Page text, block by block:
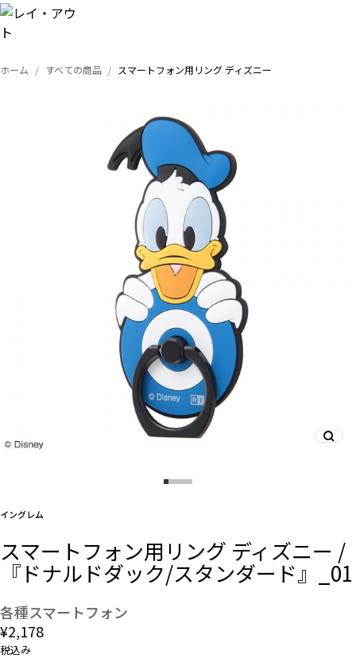
トップ
デザインから探す
事業内容
会社概要
ホーム すべての商品 スマートフォン用リング ディズニー
イングレム
スマートフォン用リング ディズニー /
『ドナルドダック/スタンダード』_01
各種スマートフォン
¥2,178
税込み